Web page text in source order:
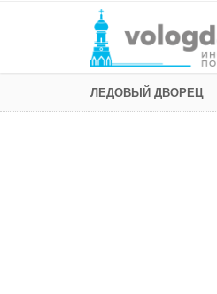
ЛЕДОВЫЙ ДВОРЕЦ